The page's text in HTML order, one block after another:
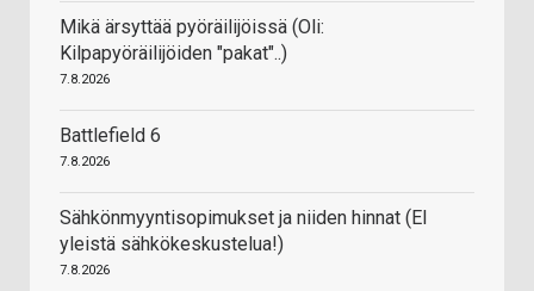
Mikä ärsyttää pyöräilijöissä (Oli:
Kilpapyöräilijöiden "pakat"..)
7.8.2026
Battlefield 6
7.8.2026
Sähkönmyyntisopimukset ja niiden hinnat (EI
yleistä sähkökeskustelua!)
7.8.2026